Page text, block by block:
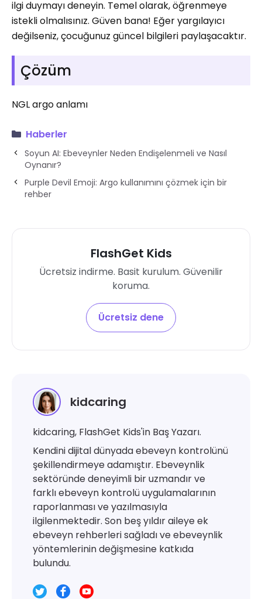
ilgi duymayı deneyin. Temel olarak, öğrenmeye
istekli olmalısınız. Güven bana! Eğer yargılayıcı
değilseniz, çocuğunuz güncel bilgileri paylaşacaktır.
Çözüm
NGL argo anlamı
Haberler
Soyun AI: Ebeveynler Neden Endişelenmeli ve Nasıl
Oynanır?
Purple Devil Emoji: Argo kullanımını çözmek için bir
rehber
FlashGet Kids
Ücretsiz indirme. Basit kurulum. Güvenilir
koruma.
Ücretsiz dene
kidcaring
kidcaring, FlashGet Kids'in Baş Yazarı.
Kendini dijital dünyada ebeveyn kontrolünü
şekillendirmeye adamıştır. Ebeveynlik
sektöründe deneyimli bir uzmandır ve
farklı ebeveyn kontrolü uygulamalarının
raporlanması ve yazılmasıyla
ilgilenmektedir. Son beş yıldır aileye ek
ebeveyn rehberleri sağladı ve ebeveynlik
yöntemlerinin değişmesine katkıda
bulundu.